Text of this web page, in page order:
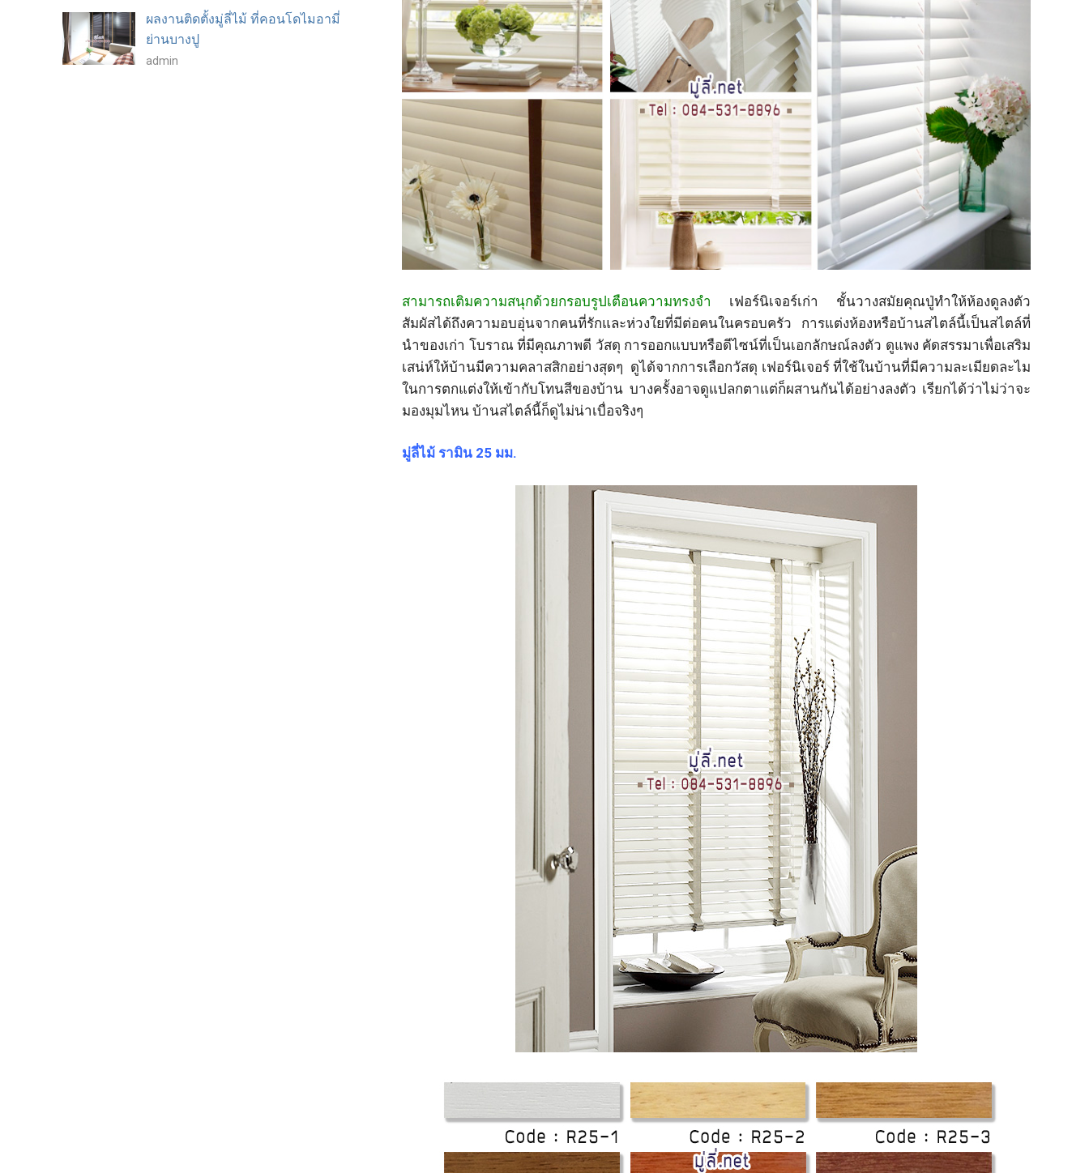
สามารถเติมความสนุกด้วยกรอบรูปเตือนความทรงจ ำ เฟอร์นิเจอร์เก่า ชั้นวางสมัยคุณปู่ทำให้ห้องดูลงตัว
สัมผัสได้ถึงความอบอุ่นจากคนที่รักและห่วงใยที่มีต่อคนในครอบครัว การแต่งห้องหรือบ้านสไตล์นี้เป็นสไตล์ที่
นำของเก่า โบราณ ที่มีคุณภาพดี วัสดุ การออกแบบหรือดีไซน์ที่เป็นเอกลักษณ์ลงตัว ดูแพง คัดสรรมาเพื่อเสริม
เสน่ห์ให้บ้านมีความคลาสสิกอย่างสุดๆ ดูได้จากการเลือกวัสดุ เฟอร์นิเจอร์ ที่ใช้ในบ้านที่มีความละเมียดละไม
ในการตกแต่งให้เข้ากับโทนสีของบ้าน บางครั้งอาจดูแปลกตาแต่ก็ผสานกันได้อย่างลงตัว เรียกได้ว่าไม่ว่าจะ
มองมุมไหน บ้านสไตล์นี้ก็ดูไม่น่าเบื่อจริงๆ
มู่ลี่ไม้ รามิน 25 มม.
ผลงานติดตั้งมู่ลี่ไม้ ที่คอนโดไมอามี่
ย่านบางปู
admin